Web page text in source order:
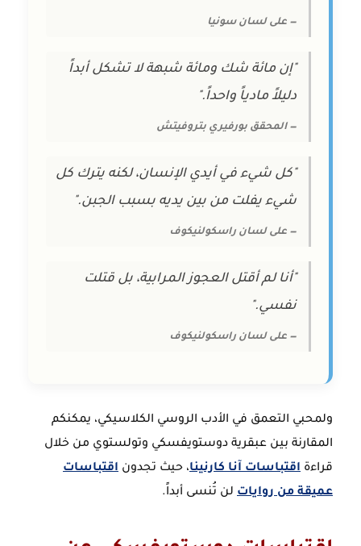
— على لسان سونيا
"إن مائة شك ومائة شبهة لا تشكل أبداً
دليلاً مادياً واحداً."
— المحقق بورفيري بتروفيتش
"كل شيء في أيدي الإنسان، لكنه يترك كل
شيء يفلت من بين يديه بسبب الجبن."
— على لسان راسكولنيكوف
"أنا لم أقتل العجوز المرابية، بل قتلت
نفسي."
— على لسان راسكولنيكوف
ولمحبي التعمق في الأدب الروسي الكلاسيكي، يمكنكم
المقارنة بين عبقرية دوستويفسكي وتولستوي من خلال
قراءة اقتباسات آنا كارنينا، حيث تجدون اقتباسات
عميقة من روايات لن تُنسى أبداً.